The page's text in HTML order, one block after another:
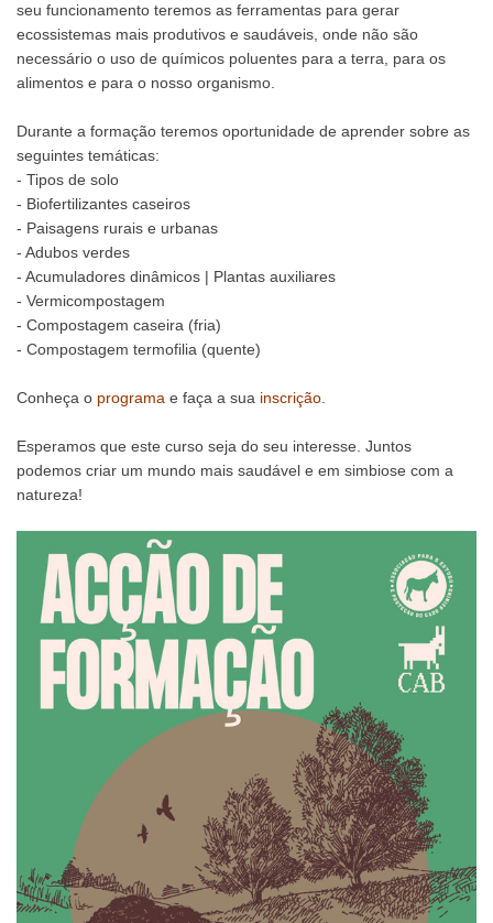
seu funcionamento teremos as ferramentas para gerar
ecossistemas mais produtivos e saudáveis, onde não são
necessário o uso de químicos poluentes para a terra, para os
alimentos e para o nosso organismo.
Durante a formação teremos oportunidade de aprender sobre as
seguintes temáticas:
- Tipos de solo
- Biofertilizantes caseiros
- Paisagens rurais e urbanas
- Adubos verdes
- Acumuladores dinâmicos | Plantas auxiliares
- Vermicompostagem
- Compostagem caseira (fria)
- Compostagem termofilia (quente)
Conheça o programa e faça a sua inscrição
Esperamos que este curso seja do seu interesse. Juntos
podemos criar um mundo mais saudável e em simbiose com a
natureza!